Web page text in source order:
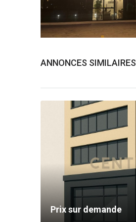
ANNONCES SIMILAIRES
Prix sur demande